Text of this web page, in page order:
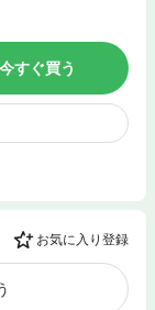
今すぐ買う
お気に入り登録